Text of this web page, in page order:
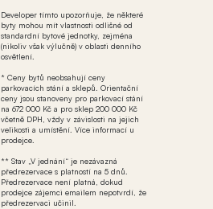
Developer tímto upozorňuje, že některé
byty mohou mít vlastnosti odlišné od
standardní bytové jednotky, zejména
(nikoliv však výlučně) v oblasti denního
osvětlení.
* Ceny bytů neobsahují ceny
parkovacích stání a sklepů. Orientační
ceny jsou stanoveny pro parkovací stání
na 672 000 Kč a pro sklep 200 000 Kč
včetně DPH, vždy v závislosti na jejich
velikosti a umístění. Více informací u
prodejce.
** Stav „V jednání“ je nezávazná
předrezervace s platností na 5 dnů.
Předrezervace není platná, dokud
prodejce zájemci emailem nepotvrdí, že
předrezervaci učinil.